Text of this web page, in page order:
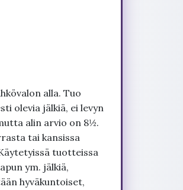
alla. Tuo
olevia jälkiä, ei levyn
alin arvio on 8½.
tai kansissa
tuotteissa
ym. jälkiä,
hyväkuntoiset,